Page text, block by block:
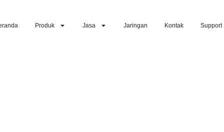
Produk Jasa Jaringan Kontak Support